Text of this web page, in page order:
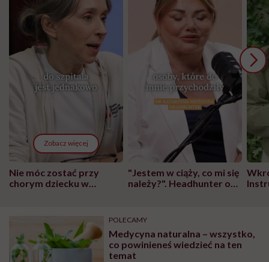
Zobacz więcej
Nie móc zostać przy
chorym dziecku w
głupota i brak
wyobraźni"
"Jestem w ciąży, co mi się
należy?". Headhunter o
pracy
POLECAMY
Medycyna naturalna – wszystko,
co powinieneś wiedzieć na ten
temat